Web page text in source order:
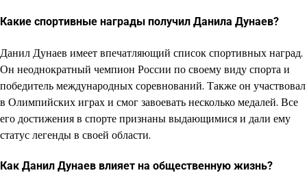
Какие спортивные награды получил Данила Дунаев?
Данил Дунаев имеет впечатляющий список спортивных наград.
Он неоднократный чемпион России по своему виду спорта и
победитель международных соревнований. Также он участвовал
в Олимпийских играх и смог завоевать несколько медалей. Все
его достижения в спорте признаны выдающимися и дали ему
статус легенды в своей области.
Как Данил Дунаев влияет на общественную жизнь?